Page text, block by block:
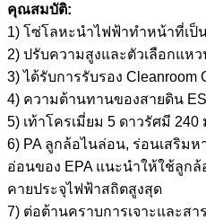
คุณสมบัติ:
1) โซ่โลหะนำไฟฟ้าทำหน้าที่เป็
2) ปรับความสูงและตัวเลือกแหว
3) ได้รับการรับรอง Cleanroom
4) ความต้านทานของสายดิน
5) เท้าโครเมี่ยม 5 ดาวรัศมี 240
6) PA ลูกล้อไนล่อน, ร่อนเสริม
อ่อนของ EPA แนะนำให้ใช้ลูก
คายประจุไฟฟ้าสถิตสูงสุด
7) ต่อต้านคราบการเจาะและสา